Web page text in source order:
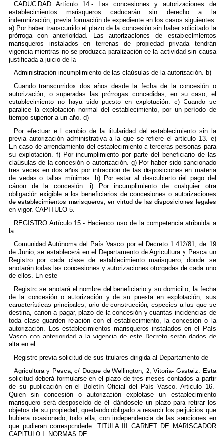
CADUCIDAD Artículo 14.- Las concesiones y autorizaciones de
establecimientos marisqueros caducarán sin derecho a la
indemnización, previa formación de expediente en los casos siguientes:
a) Por haber transcurrido el plazo de la concesión sin haber solicitado la
prórroga con anterioridad. Las autorizaciones de establecimientos
marisqueros instalados en terrenas de propiedad privada tendrán
vigencia mientras no se produzca paralización de la actividad sin causa
justificada a juicio de la
Administración incumplimiento de las claúsulas de la autorización. b)
Cuando transcurridos dos años desde la fecha de la concesión o
autorización, o superadas las prórrogas concedidas, en su caso, el
establecimiento no haya sido puesto en explotación. c) Cuando se
paralice la explotación normal del establecimiento, por un período de
tiempo superior a un año. d)
Por efectuar e l cambio de la titularidad del establecimiento sin la
previa autorización administrativa a la que se refiere el artículo 13. e)
En caso de arrendamiento del establecimiento a terceras personas para
su explotación. f) Por incumplimiento por parte del beneficiario de las
claúsulas de la concesión o autorización. g) Por haber sido sancionado
tres veces en dos años por infracción de las disposiciones en materia
de vedas o tallas mínimas. h) Por estar al descubierto riel pago del
cánon de la concesión. i) Por incumplimiento de cualquier otra
obligación exigible a los beneficiarios de concesiones o autorizaciones
de establecimientos marisqueros, en virtud de las disposiciones legales
en vigor. CAPITULO 5.
REGISTRO Artículo 15.- Haciendo uso de la competencia atribuida a
la
Comunidad Autónoma del País Vasco por el Decreto 1.412/81, de 19
de Junio, se establecerá en el Departamento de Agricultura y Pesca un
Registro por cada clase de establecimiento marisquero, donde se
anotarán todas las concesiones y autorizaciones otorgadas de cada uno
de ellos. En este
Registro se anotará el nombre del beneficiario y su domicilio, la fecha
de la concesión o autorización y de su puesta en explotación, sus
características principales, ario de construcción, especies a las que se
destina, canon a pagar, plazo de la concesión y cuantas incidencias de
toda clase guarden relación con el establecimiento, la concesión o la
autorización. Los establecimientos marisqueros instalados en el País
Vasco con anterioridad a la vigencia de este Decreto serán dados de
alta en el
Registro previa solicitud de sus titulares dirigida al Departamento de
Agricultura y Pesca, c/ Duque de Wellington, 2, Vitoria- Gasteiz. Esta
solicitud deberá formularse en el plazo de tres meses contados a partir
de su publicación en el Boletín Oficial del País Vasco. Articulo 16.-
Quien sin concesión o autorización explotase un establecimiento
marisquero será desposeído de él, dándosele un plazo para retirar los
objetos de su propiedad, quedando obligado a resarcir los perjuicios que
hubiera ocasionado, todo ella, con independencia de las sanciones en
que pudieran corresponderle. TITULA III CARNET DE MARISCADOR
CAPlTULO I. NORMAS DE